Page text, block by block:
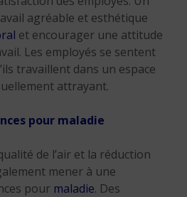
agréable et esthétique
et encourager une attitude
Les employés se sentent
travaillent dans un espace
attrayant.
pour maladie
de l’air et la réduction
mener à une
pour maladie. Des